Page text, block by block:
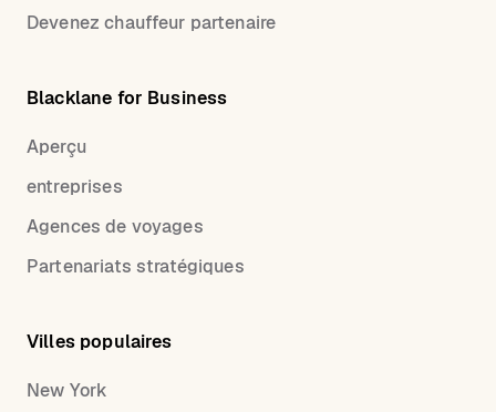
Devenez chauffeur partenaire
Blacklane for Business
Aperçu
entreprises
Agences de voyages
Partenariats stratégiques
Villes populaires
New York